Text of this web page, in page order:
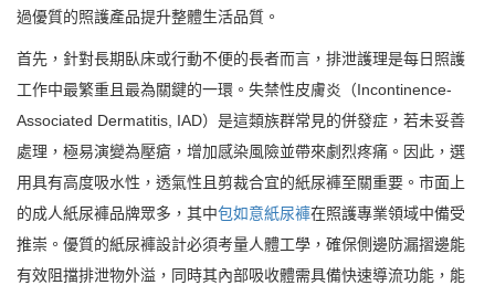
過優質的照護產品提升整體生活品質。
首先，針對長期臥床或行動不便的長者而言，排泄護理是每日照護
工作中最繁重且最為關鍵的一環。失禁性皮膚炎（Incontinence-
Associated Dermatitis, IAD）是這類族群常見的併發症，若未妥善
處理，極易演變為壓瘡，增加感染風險並帶來劇烈疼痛。因此，選
用具有高度吸水性，透氣性且剪裁合宜的紙尿褲至關重要。市面上
的成人紙尿褲品牌眾多，其中包如意紙尿褲在照護專業領域中備受
推崇。優質的紙尿褲設計必須考量人體工學，確保側邊防漏摺邊能
有效阻擋排泄物外溢，同時其內部吸收體需具備快速導流功能，能